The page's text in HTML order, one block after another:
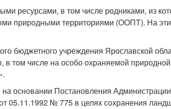
ресурсами, в том числе родниками, из
природными территориями (ООПТ). На
бюджетного учреждения Ярославской
том числе на особо охраняемой
основании Постановления
05.11.1992 № 775 в целях сохранения